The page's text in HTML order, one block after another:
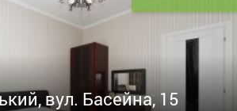
вул. Басейна, 15